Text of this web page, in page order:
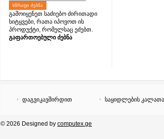
ᲡᲬᲠᲐᲤᲘ ᲫᲔᲑᲜᲐ
გამოიყენეთ საძიებო ძირითადი
სიტყვები, რათა იპოვოთ ის
პროდუქტი, რომელსაც ეძებთ.
გაფართოებული ძებნა
დაგვიკავშირდით საყიდლების კალათა
© 2026 Designed by computex.ge